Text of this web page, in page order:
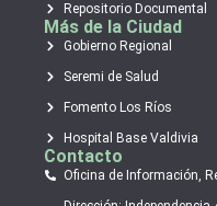
Repositorio Documental
Más de la Ciudad
Gobierno Regional
Seremi de Salud
Fomento Los Ríos
Hospital Base Valdivia
Contacto
Oficina de Información,